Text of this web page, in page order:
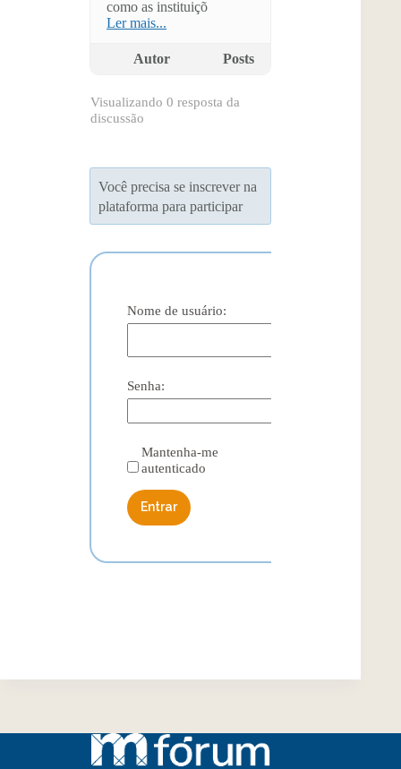
como as instituiçõ
Ler mais...
Autor Posts
Visualizando 0 resposta da
discussão
Você precisa se inscrever na
plataforma para participar
Nome de usuário:
Senha:
Mantenha-me
autenticado
Entrar